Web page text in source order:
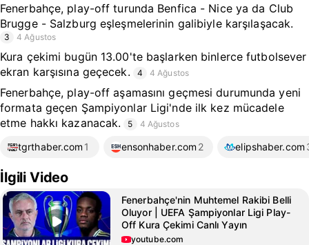
Fenerbahçe, play-off turunda Benfica - Nice ya da Club
Brugge - Salzburg eşleşmelerinin galibiyle karşılaşacak.
3 4 Ağustos
Kura çekimi bugün 13.00'te başlarken binlerce futbolsever
ekran karşısına geçecek.
4 4 Ağustos
Fenerbahçe, play-off aşamasını geçmesi durumunda yeni
formata geçen Şampiyonlar Ligi'nde ilk kez mücadele
etme hakkı kazanacak.
5 4 Ağustos
tgrthaber.com 1 ensonhaber.com 2 elipshaber.com
İlgili Video
Fenerbahçe'nin Muhtemel Rakibi Belli
Oluyor | UEFA Şampiyonlar Ligi Play-
Off Kura Çekimi Canlı Yayın
youtube.com